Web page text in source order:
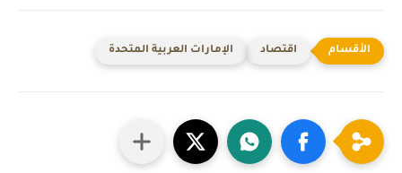
اقتصاد الإمارات العربية المتحدة